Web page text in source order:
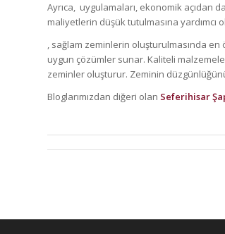
Ayrıca, uygulamaları, ekonomik açıdan
maliyetlerin düşük tutulmasına yardımcı
, sağlam zeminlerin oluşturulmasında
uygun çözümler sunar. Kaliteli
zeminler oluşturur. Zeminin
Bloglarımızdan diğeri olan Seferihisar